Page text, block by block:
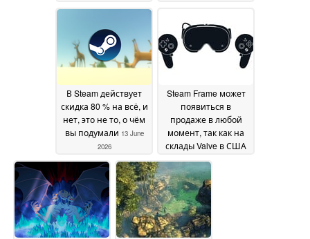
ожиданий19 June 2026
В Steam действует
скидка 80 % на всё, и
нет, это не то, о чём
вы подумали 13 June
2026
Steam Frame может
появиться в
продаже в любой
момент, так как на
склады Valve в США
партии товара
2026